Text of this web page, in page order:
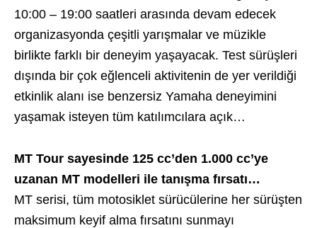
10:00 – 19:00 saatleri arasında devam edecek
organizasyonda çeşitli yarışmalar ve müzikle
birlikte farklı bir deneyim yaşayacak. Test sürüşleri
dışında bir çok eğlenceli aktivitenin de yer verildiği
etkinlik alanı ise benzersiz Yamaha deneyimini
yaşamak isteyen tüm katılımcılara açık…
MT Tour sayesinde 125 cc’den 1.000 cc’ye
uzanan MT modelleri ile tanışma fırsatı…
MT serisi, tüm motosiklet sürücülerine her sürüşten
maksimum keyif alma fırsatını sunmayı